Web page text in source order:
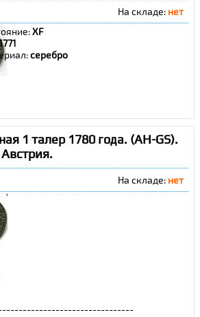
На складе: нет
XF
серебро
1 талер 1780 года. (AH-GS).
На складе: нет